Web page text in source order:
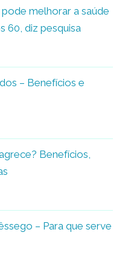
melhorar a saúde
60, diz pesquisa
– Benefícios e
Benefícios,
– Para que serve